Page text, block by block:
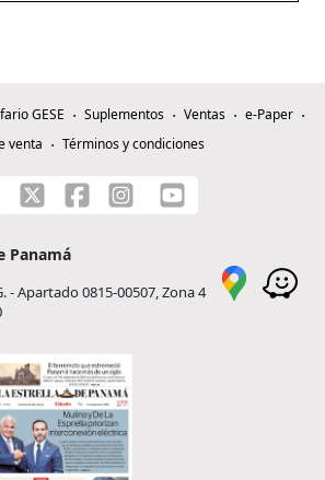
GESE Suplementos Ventas
e-Paper
venta
Términos y condiciones
Panamá
- Apartado 0815-00507, Zona 4